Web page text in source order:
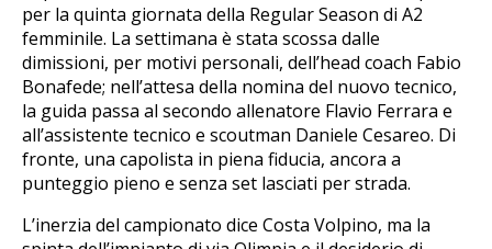
per la quinta giornata della Regular Season di A2
femminile. La settimana è stata scossa dalle
dimissioni, per motivi personali, dell’head coach Fabio
Bonafede; nell’attesa della nomina del nuovo tecnico,
la guida passa al secondo allenatore Flavio Ferrara e
all’assistente tecnico e scoutman Daniele Cesareo. Di
fronte, una capolista in piena fiducia, ancora a
punteggio pieno e senza set lasciati per strada.
L’inerzia del campionato dice Costa Volpino, ma la